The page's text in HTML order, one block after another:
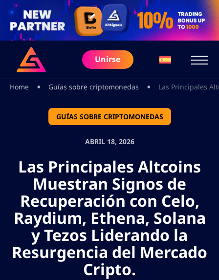
Unirse
Home • Guías sobre criptomonedas • Las Principales
GUÍAS SOBRE CRIPTOMONEDAS
ABRIL 18, 2026
Las Principales Altcoins
Muestran Signos de
Recuperación con Celo,
Raydium, Ethena, Solana
y Tezos Liderando la
Resurgencia del Mercado
Cripto.